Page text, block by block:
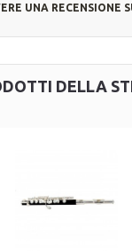
UNA RECENSIONE
DELLA